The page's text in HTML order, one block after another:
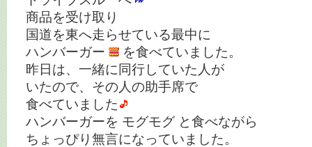
商品を受け取り
国道を東へ走らせている最中に
ハンバーガー
を食べていました。
昨日は、一緒に同行していた人が
いたので、その人の助手席で
食べていました
ハンバーガーを モグモグ と食べながら
ちょっぴり無言になっていました。